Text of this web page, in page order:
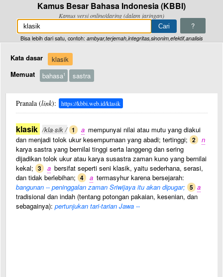
Kamus Besar Bahasa Indonesia (KBBI)
Kamus versi online/daring (dalam jaringan)
?
Bisa lebih dari satu, contoh: ambyar,terjemah,integritas,sinonim,efektif,analisis
Kata dasar
klasik
Memuat
bahasa1 sastra
Pranala (link): https://kbbi.web.id/klasik
klasik /kla·sik / 1 a mempunyai nilai atau mutu yang diakui
dan menjadi tolok ukur kesempurnaan yang abadi; tertinggi; 2
n
karya sastra yang bernilai tinggi serta langgeng dan sering
dijadikan tolok ukur atau karya susastra zaman kuno yang bernilai
kekal; 3 a bersifat seperti seni klasik, yaitu sederhana, serasi,
dan tidak berlebihan; 4 a termasyhur karena bersejarah:
bangunan -- peninggalan zaman Sriwijaya itu akan dipugar; 5 a
tradisional dan indah (tentang potongan pakaian, kesenian, dan
sebagainya): pertunjukan tari-tarian Jawa --